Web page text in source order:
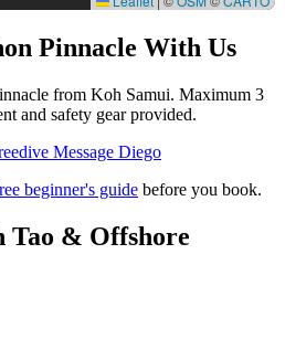
Pinnacle With Us
from Koh Samui. Maximum 3
and safety gear provided.
Message Diego
beginner's guide before you book.
Tao & Offshore